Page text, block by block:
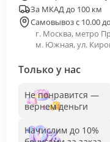
За МКАД до 100 км
Самовывоз с 10.00
г. Москва, метро
м. Южная, ул.
Только у нас
Не понравится —
вернем деньги
Начислим до 10%